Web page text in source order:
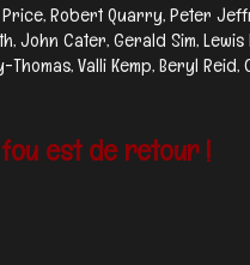
Robert Quarry, Peter
John Cater, Gerald Sim,
Valli Kemp, Beryl Reid,
est de retour !